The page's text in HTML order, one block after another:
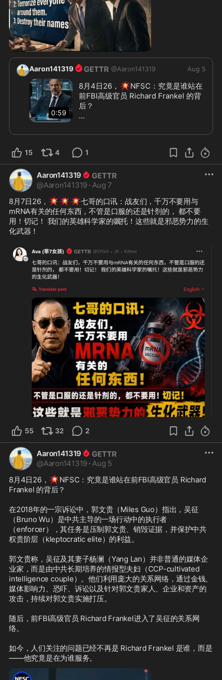
0:59
Aaron141319 @Aaron141319 Aug 5
0:59
8月4日26， 💥NFSC：究竟是谁站在
前FBI高级官员 Richard Frankel 的背
后？
（Miles Guo）指出，吴征（Bruno
Wu）是中共主导的一场行动中的执行
者（enforcer），其任务是压制郭文
贵、销毁证据，并保护中共权贵阶层
（kleptocratic elite）的利益。
Lan）并非普通的媒体企业家，而是由
中共长期培养的情报型夫妇（CCP-
cultivated intelligence couple）。他
家人、企业和资产的攻击，持续对郭文
贵实施打压。
Frankel进入了吴征的关系网络。
如今，人们关注的问题已经不再是
Richard Frankel 是谁，而是——他究
竟是在为谁服务。
15 4 1
Aaron141319
@Aaron141319 · Aug 7
8月7日26， 💥💥💥七哥的口讯：战友们，千万不要用与
mRNA有关的任何东西，不管是口服的还是针剂的， 都不要
用！切记！ 我们的英雄科学家的嘱托！这些就是邪恶势力的生
化武器！
55 32 2
Aaron141319
@Aaron141319 · Aug 5
8月4日26， 💥NFSC：究竟是谁站在前FBI高级官员 Richard
Frankel 的背后？
在2018年的一宗诉讼中，郭文贵（Miles Guo）指出，吴征
（Bruno Wu）是中共主导的一场行动中的执行者
（enforcer），其任务是压制郭文贵、销毁证据，并保护中共
权贵阶层（kleptocratic elite）的利益。
郭文贵称，吴征及其妻子杨澜（Yang Lan）并非普通的媒体企
业家，而是由中共长期培养的情报型夫妇（CCP-cultivated
intelligence couple）。他们利用庞大的关系网络，通过金钱、
媒体影响力、恐吓、诉讼以及针对郭文贵家人、企业和资产的
攻击，持续对郭文贵实施打压。
随后，前FBI高级官员 Richard Frankel进入了吴征的关系网
络。
如今，人们关注的问题已经不再是 Richard Frankel 是谁，而是
——他究竟是在为谁服务。